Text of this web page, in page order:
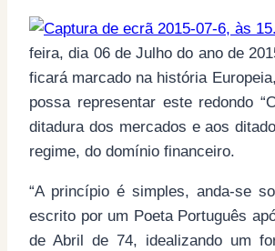
feira, dia 06 de Julho do ano de
ficará marcado na história
possa representar este redondo
ditadura dos mercados e aos
regime, do domínio financeiro.
“A princípio é simples, anda-se
escrito por um Poeta Português
de Abril de 74, idealizando um